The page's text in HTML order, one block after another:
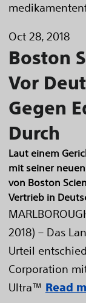
Oct 28, 2018
Boston
Vor
Gegen
Durch
Laut einem
mit seiner
von Boston
Vertrieb in
2018) – Das
Urteil
Corporation
Ultra™ Read